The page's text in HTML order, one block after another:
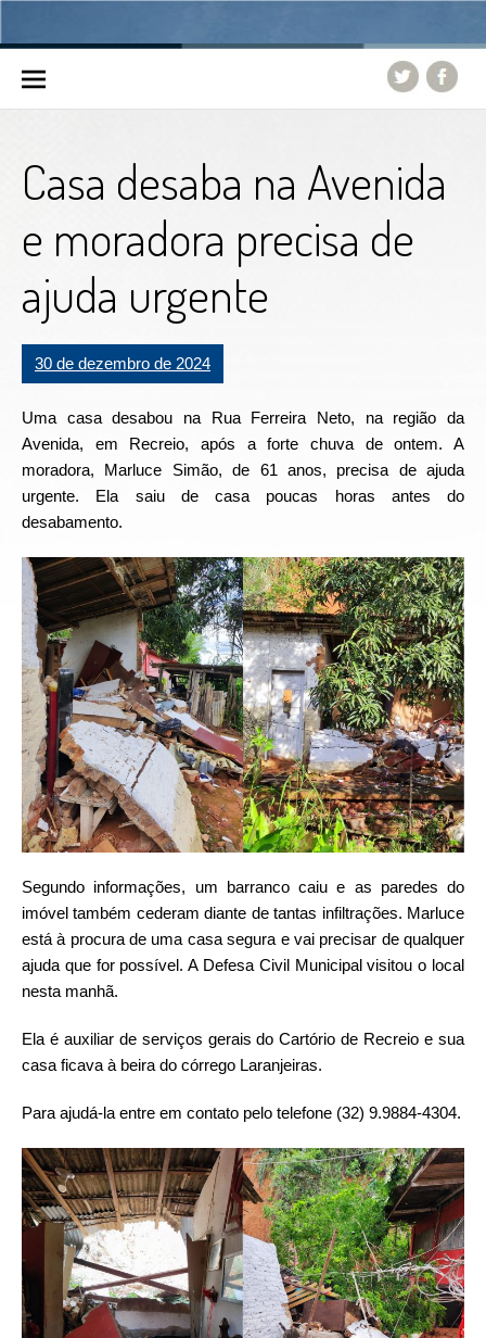
Casa desaba na Avenida
e moradora precisa de
ajuda urgente
30 de dezembro de 2024
Uma casa desabou na Rua Ferreira Neto, na região da
Avenida, em Recreio, após a forte chuva de ontem. A
moradora, Marluce Simão, de 61 anos, precisa de ajuda
urgente. Ela saiu de casa poucas horas antes do
desabamento.
Segundo informações, um barranco caiu e as paredes do
imóvel também cederam diante de tantas infiltrações. Marluce
está à procura de uma casa segura e vai precisar de qualquer
ajuda que for possível. A Defesa Civil Municipal visitou o local
nesta manhã.
Ela é auxiliar de serviços gerais do Cartório de Recreio e sua
casa ficava à beira do córrego Laranjeiras.
Para ajudá-la entre em contato pelo telefone (32) 9.9884-4304.